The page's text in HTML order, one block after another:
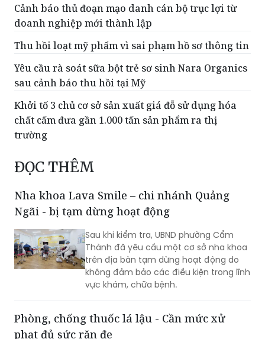
Thu hồi loạt mỹ phẩm vì sai phạm hồ sơ thông tin
Yêu cầu rà soát sữa bột trẻ sơ sinh Nara Organics
sau cảnh báo thu hồi tại Mỹ
Khởi tố 3 chủ cơ sở sản xuất giá đỗ sử dụng hóa
chất cấm đưa gần 1.000 tấn sản phẩm ra thị
trường
ĐỌC THÊM
Nha khoa Lava Smile – chi nhánh Quảng
Sau khi kiểm tra, UBND phường Cẩm
Thành đã yêu cầu một cơ sở nha khoa
trên địa bàn tạm dừng hoạt động do
không đảm bảo các điều kiện trong lĩnh
vực khám, chữa bệnh.
Phòng, chống thuốc lá lậu - Cần mức xử
(PLVN) - Trước thực trạng hoạt động